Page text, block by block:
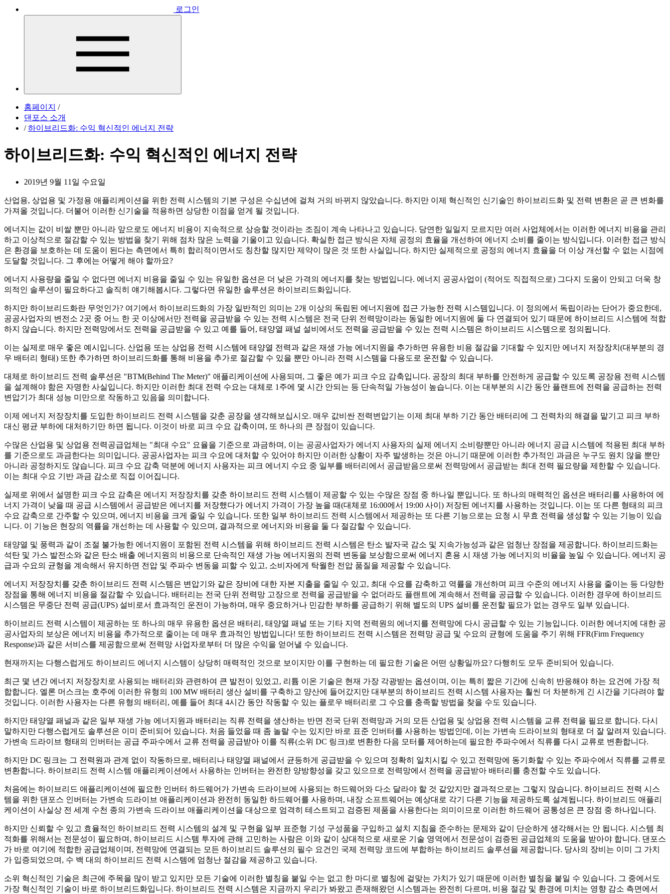
로그인
홈페이지 /
댄포스 소개
/ 하이브리드화: 수익 혁신적인 에너지 전략
하이브리드화: 수익 혁신적인 에너지 전략
2019년 9월 11일 수요일
산업용, 상업용 및 가정용 애플리케이션을 위한 전력 시스템의 기본 구성은 수십년에 걸쳐 거의 바뀌지 않았습니다. 하지만 이제 혁신적인 신기술인 하이브리드화 및 전력 변환은 곧 큰 변화를
가져올 것입니다. 더불어 이러한 신기술을 적용하면 상당한 이점을 얻게 될 것입니다.
에너지는 값이 비쌀 뿐만 아니라 앞으로도 에너지 비용이 지속적으로 상승할 것이라는 조짐이 계속 나타나고 있습니다. 당연한 일일지 모르지만 여러 사업체에서는 이러한 에너지 비용을 관리
하고 이상적으로 절감할 수 있는 방법을 찾기 위해 점차 많은 노력을 기울이고 있습니다. 확실한 접근 방식은 자체 공정의 효율을 개선하여 에너지 소비를 줄이는 방식입니다. 이러한 접근 방식
은 환경을 보호하는 데 도움이 된다는 측면에서 특히 합리적이면서도 칭찬할 많지만 제약이 많은 것 또한 사실입니다. 하지만 실제적으로 공정의 에너지 효율을 더 이상 개선할 수 없는 시점에
도달할 것입니다. 그 후에는 어떻게 해야 할까요?
에너지 사용량을 줄일 수 없다면 에너지 비용을 줄일 수 있는 유일한 옵션은 더 낮은 가격의 에너지를 찾는 방법입니다. 에너지 공공사업이 (적어도 직접적으로) 그다지 도움이 안되고 더욱 창
의적인 솔루션이 필요하다고 솔직히 얘기해봅시다. 그렇다면 유일한 솔루션은 하이브리드화입니다.
하지만 하이브리드화란 무엇인가? 여기에서 하이브리드화의 가장 일반적인 의미는 2개 이상의 독립된 에너지원에 접근 가능한 전력 시스템입니다. 이 정의에서 독립이라는 단어가 중요한데,
공공사업자의 변전소 2곳 중 어느 한 곳 이상에서만 전력을 공급받을 수 있는 전력 시스템은 전국 단위 전력망이라는 동일한 에너지원에 둘 다 연결되어 있기 때문에 하이브리드 시스템에 적합
하지 않습니다. 하지만 전력망에서도 전력을 공급받을 수 있고 예를 들어, 태양열 패널 설비에서도 전력을 공급받을 수 있는 전력 시스템은 하이브리드 시스템으로 정의됩니다.
이는 실제로 매우 좋은 예시입니다. 산업용 또는 상업용 전력 시스템에 태양열 전력과 같은 재생 가능 에너지원을 추가하면 유용한 비용 절감을 기대할 수 있지만 에너지 저장장치(대부분의 경
우 배터리 형태) 또한 추가하면 하이브리드화를 통해 비용을 추가로 절감할 수 있을 뿐만 아니라 전력 시스템을 다용도로 운전할 수 있습니다.
대체로 하이브리드 전력 솔루션은 "BTM(Behind The Meter)" 애플리케이션에 사용되며, 그 좋은 예가 피크 수요 감축입니다. 공장의 최대 부하를 안전하게 공급할 수 있도록 공장용 전력 시스템
을 설계해야 함은 자명한 사실입니다. 하지만 이러한 최대 전력 수요는 대체로 1주에 몇 시간 안되는 등 단속적일 가능성이 높습니다. 이는 대부분의 시간 동안 플랜트에 전력을 공급하는 전력
변압기가 최대 성능 미만으로 작동하고 있음을 의미합니다.
이제 에너지 저장장치를 도입한 하이브리드 전력 시스템을 갖춘 공장을 생각해보십시오. 매우 값비싼 전력변압기는 이제 최대 부하 기간 동안 배터리에 그 전력차의 해결을 맡기고 피크 부하
대신 평균 부하에 대처하기만 하면 됩니다. 이것이 바로 피크 수요 감축이며, 또 하나의 큰 장점이 있습니다.
수많은 산업용 및 상업용 전력공급업체는 "최대 수요" 요율을 기준으로 과금하며, 이는 공공사업자가 에너지 사용자의 실제 에너지 소비량뿐만 아니라 에너지 공급 시스템에 적용된 최대 부하
를 기준으로도 과금한다는 의미입니다. 공공사업자는 피크 수요에 대처할 수 있어야 하지만 이러한 상황이 자주 발생하는 것은 아니기 때문에 이러한 추가적인 과금은 누구도 원치 않을 뿐만
아니라 공정하지도 않습니다. 피크 수요 감축 덕분에 에너지 사용자는 피크 에너지 수요 중 일부를 배터리에서 공급받음으로써 전력망에서 공급받는 최대 전력 필요량을 제한할 수 있습니다.
이는 최대 수요 기반 과금 감소로 직접 이어집니다.
실제로 위에서 설명한 피크 수요 감축은 에너지 저장장치를 갖춘 하이브리드 전력 시스템이 제공할 수 있는 수많은 장점 중 하나일 뿐입니다. 또 하나의 매력적인 옵션은 배터리를 사용하여 에
너지 가격이 낮을 때 공급 시스템에서 공급받은 에너지를 저장했다가 에너지 가격이 가장 높을 때(대체로 16:00에서 19:00 사이) 저장된 에너지를 사용하는 것입니다. 이는 또 다른 형태의 피크
수요 감축으로 간주할 수 있으며, 에너지 비용을 크게 줄일 수 있습니다. 또한 일부 하이브리드 전력 시스템에서 제공하는 또 다른 기능으로는 요청 시 무효 전력을 생성할 수 있는 기능이 있습
니다. 이 기능은 현장의 역률을 개선하는 데 사용할 수 있으며, 결과적으로 에너지와 비용을 둘 다 절감할 수 있습니다.
태양열 및 풍력과 같이 조절 불가능한 에너지원이 포함된 전력 시스템을 위해 하이브리드 전력 시스템은 탄소 발자국 감소 및 지속가능성과 같은 엄청난 장점을 제공합니다. 하이브리드화는
석탄 및 가스 발전소와 같은 탄소 배출 에너지원의 비용으로 단속적인 재생 가능 에너지원의 전력 변동을 보상함으로써 에너지 혼용 시 재생 가능 에너지의 비율을 높일 수 있습니다. 에너지 공
급과 수요의 균형을 계속해서 유지하면 전압 및 주파수 변동을 피할 수 있고, 소비자에게 탁월한 전압 품질을 제공할 수 있습니다.
에너지 저장장치를 갖춘 하이브리드 전력 시스템은 변압기와 같은 장비에 대한 자본 지출을 줄일 수 있고, 최대 수요를 감축하고 역률을 개선하며 피크 수준의 에너지 사용을 줄이는 등 다양한
장점을 통해 에너지 비용을 절감할 수 있습니다. 배터리는 전국 단위 전력망 고장으로 전력을 공급받을 수 없더라도 플랜트에 계속해서 전력을 공급할 수 있습니다. 이러한 경우에 하이브리드
시스템은 무중단 전력 공급(UPS) 설비로서 효과적인 운전이 가능하며, 매우 중요하거나 민감한 부하를 공급하기 위해 별도의 UPS 설비를 운전할 필요가 없는 경우도 일부 있습니다.
하이브리드 전력 시스템이 제공하는 또 하나의 매우 유용한 옵션은 배터리, 태양열 패널 또는 기타 지역 전력원의 에너지를 전력망에 다시 공급할 수 있는 기능입니다. 이러한 에너지에 대한 공
공사업자의 보상은 에너지 비용을 추가적으로 줄이는 데 매우 효과적인 방법입니다! 또한 하이브리드 전력 시스템은 전력망 공급 및 수요의 균형에 도움을 주기 위해 FFR(Firm Frequency
Response)과 같은 서비스를 제공함으로써 전력망 사업자로부터 더 많은 수익을 얻어낼 수 있습니다.
현재까지는 다행스럽게도 하이브리드 에너지 시스템이 상당히 매력적인 것으로 보이지만 이를 구현하는 데 필요한 기술은 어떤 상황일까요? 다행히도 모두 준비되어 있습니다.
최근 몇 년간 에너지 저장장치로 사용되는 배터리와 관련하여 큰 발전이 있었고, 리튬 이온 기술은 현재 가장 각광받는 옵션이며, 이는 특히 짧은 기간에 신속히 반응해야 하는 요건에 가장 적
합합니다. 엘론 머스크는 호주에 이러한 유형의 100 MW 배터리 생산 설비를 구축하고 양산에 들어갔지만 대부분의 하이브리드 전력 시스템 사용자는 훨씬 더 차분하게 긴 시간을 기다려야 할
것입니다. 이러한 사용자는 다른 유형의 배터리, 예를 들어 최대 4시간 동안 작동할 수 있는 플로우 배터리로 그 수요를 충족할 방법을 찾을 수도 있습니다.
하지만 태양열 패널과 같은 일부 재생 가능 에너지원과 배터리는 직류 전력을 생산하는 반면 전국 단위 전력망과 거의 모든 산업용 및 상업용 전력 시스템을 교류 전력을 필요로 합니다. 다시
말하지만 다행스럽게도 솔루션은 이미 준비되어 있습니다. 처음 들었을 때 좀 놀랄 수는 있지만 바로 표준 인버터를 사용하는 방법인데, 이는 가변속 드라이브의 형태로 더 잘 알려져 있습니다.
가변속 드라이브 형태의 인버터는 공급 주파수에서 교류 전력을 공급받아 이를 직류(소위 DC 링크)로 변환한 다음 모터를 제어하는데 필요한 주파수에서 직류를 다시 교류로 변환합니다.
하지만 DC 링크는 그 전력원과 관계 없이 작동하므로, 배터리나 태양열 패널에서 균등하게 공급받을 수 있으며 정확히 일치시킬 수 있고 전력망에 동기화할 수 있는 주파수에서 직류를 교류로
변환합니다. 하이브리드 전력 시스템 애플리케이션에서 사용하는 인버터는 완전한 양방향성을 갖고 있으므로 전력망에서 전력을 공급받아 배터리를 충전할 수도 있습니다.
처음에는 하이브리드 애플리케이션에 필요한 인버터 하드웨어가 가변속 드라이브에 사용되는 하드웨어와 다소 달라야 할 것 같았지만 결과적으로는 그렇지 않습니다. 하이브리드 전력 시스
템을 위한 댄포스 인버터는 가변속 드라이브 애플리케이션과 완전히 동일한 하드웨어를 사용하며, 내장 소프트웨어는 예상대로 각기 다른 기능을 제공하도록 설계됩니다. 하이브리드 애플리
케이션이 사실상 전 세계 수천 종의 가변속 드라이브 애플리케이션을 대상으로 엄격히 테스트되고 검증된 제품을 사용한다는 의미이므로 이러한 하드웨어 공통성은 큰 장점 중 하나입니다.
하지만 신뢰할 수 있고 효율적인 하이브리드 전력 시스템의 설계 및 구현을 일부 표준형 기성 구성품을 구입하고 설치 지침을 준수하는 문제와 같이 단순하게 생각해서는 안 됩니다. 시스템 최
적화를 위해서는 전문성이 필요하며, 하이브리드 시스템 투자에 관해 고민하는 사람은 이와 같이 상대적으로 새로운 기술 영역에서 전문성이 검증된 공급업체의 도움을 받아야 합니다. 댄포스
가 바로 여기에 적합한 공급업체이며, 전력망에 연결되는 모든 하이브리드 솔루션의 필수 요건인 국제 전력망 코드에 부합하는 하이브리드 솔루션을 제공합니다. 당사의 장비는 이미 그 가치
가 입증되었으며, 수 백 대의 하이브리드 전력 시스템에 엄청난 절감을 제공하고 있습니다.
소위 혁신적인 기술은 최근에 주목을 많이 받고 있지만 모든 기술에 이러한 별칭을 붙일 수는 없고 한 마디로 별칭에 겉맞는 가치가 있기 때문에 이러한 별칭을 붙일 수 있습니다. 그 중에서도
가장 혁신적인 기술이 바로 하이브리드화입니다. 하이브리드 전력 시스템은 지금까지 우리가 봐왔고 존재해왔던 시스템과는 완전히 다르며, 비용 절감 및 환경에 미치는 영향 감소 측면에서